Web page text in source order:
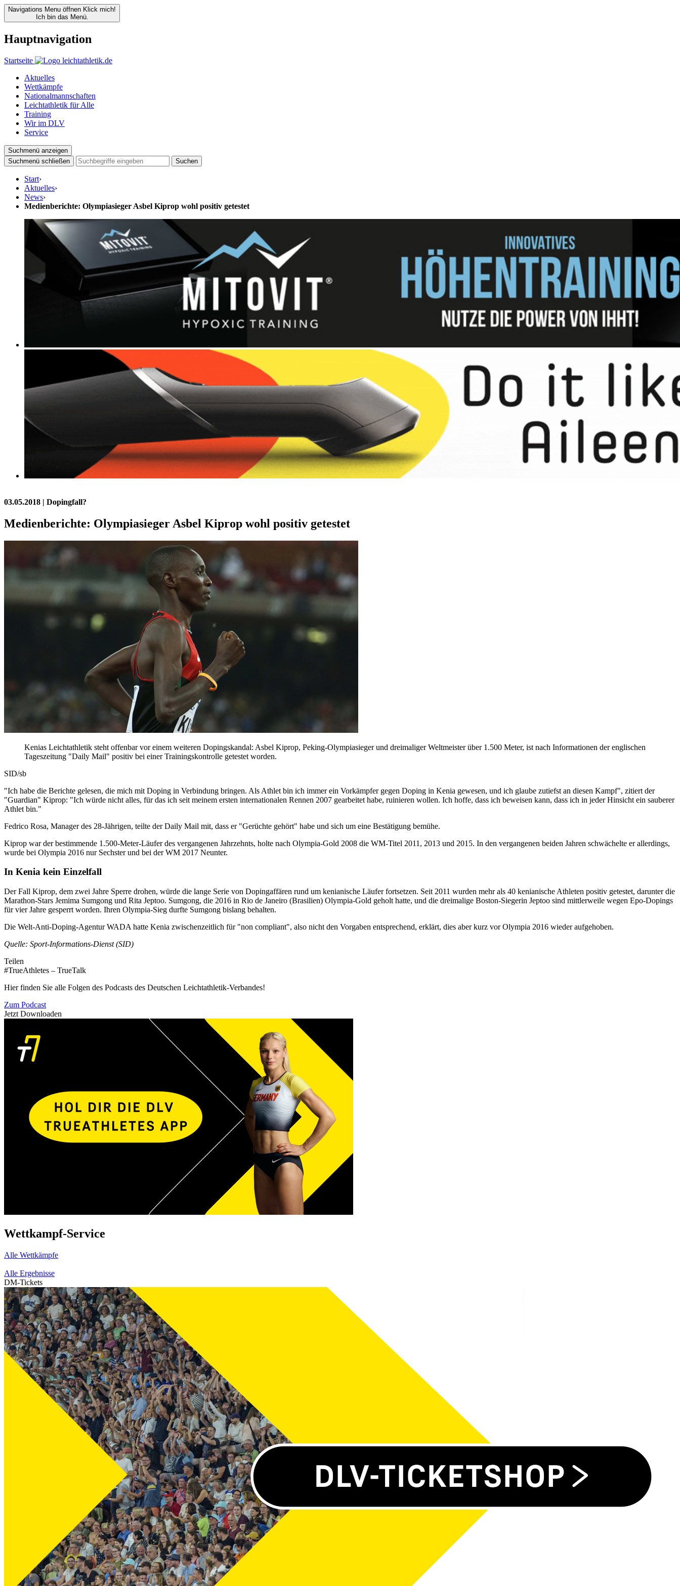
Navigations Menu öffnen Klick mich!
Ich bin das Menü.
Hauptnavigation
Startseite
Aktuelles
Wettkämpfe
Nationalmannschaften
Leichtathletik für Alle
Training
Wir im DLV
Service
Suchmenü anzeigen
Suchmenü schließen
Suchen
Start›
Aktuelles›
News›
Medienberichte: Olympiasieger Asbel Kiprop wohl positiv getestet
03.05.2018 | Dopingfall?
Medienberichte: Olympiasieger Asbel Kiprop wohl positiv getestet
Kenias Leichtathletik steht offenbar vor einem weiteren Dopingskandal: Asbel Kiprop, Peking-Olympiasieger und dreimaliger Weltmeister über 1.500 Meter, ist nach Informationen der englischen
Tageszeitung "Daily Mail" positiv bei einer Trainingskontrolle getestet worden.
SID/sb
"Ich habe die Berichte gelesen, die mich mit Doping in Verbindung bringen. Als Athlet bin ich immer ein Vorkämpfer gegen Doping in Kenia gewesen, und ich glaube zutiefst an diesen Kampf", zitiert der
"Guardian" Kiprop: "Ich würde nicht alles, für das ich seit meinem ersten internationalen Rennen 2007 gearbeitet habe, ruinieren wollen. Ich hoffe, dass ich beweisen kann, dass ich in jeder Hinsicht ein sauberer
Athlet bin."
Fedrico Rosa, Manager des 28-Jährigen, teilte der Daily Mail mit, dass er "Gerüchte gehört" habe und sich um eine Bestätigung bemühe.
Kiprop war der bestimmende 1.500-Meter-Läufer des vergangenen Jahrzehnts, holte nach Olympia-Gold 2008 die WM-Titel 2011, 2013 und 2015. In den vergangenen beiden Jahren schwächelte er allerdings,
wurde bei Olympia 2016 nur Sechster und bei der WM 2017 Neunter.
In Kenia kein Einzelfall
Der Fall Kiprop, dem zwei Jahre Sperre drohen, würde die lange Serie von Dopingaffären rund um kenianische Läufer fortsetzen. Seit 2011 wurden mehr als 40 kenianische Athleten positiv getestet, darunter die
Marathon-Stars Jemima Sumgong und Rita Jeptoo. Sumgong, die 2016 in Rio de Janeiro (Brasilien) Olympia-Gold geholt hatte, und die dreimalige Boston-Siegerin Jeptoo sind mittlerweile wegen Epo-Dopings
für vier Jahre gesperrt worden. Ihren Olympia-Sieg durfte Sumgong bislang behalten.
Die Welt-Anti-Doping-Agentur WADA hatte Kenia zwischenzeitlich für "non compliant", also nicht den Vorgaben entsprechend, erklärt, dies aber kurz vor Olympia 2016 wieder aufgehoben.
Quelle: Sport-Informations-Dienst (SID)
Teilen
#TrueAthletes – TrueTalk
Hier finden Sie alle Folgen des Podcasts des Deutschen Leichtathletik-Verbandes!
Zum Podcast
Jetzt Downloaden
Wettkampf-Service
Alle Wettkämpfe
Alle Ergebnisse
DM-Tickets